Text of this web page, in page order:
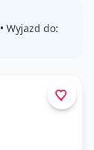
• Wyjazd do: